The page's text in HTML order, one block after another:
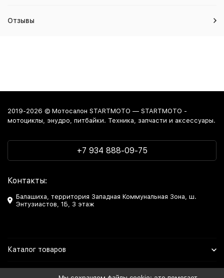
Отзывы
2019-2026 © Мотосалон STARTMOTO — STARTMOTO -
мотоциклы, энудро, питбайки. Техника, запчасти и аксессуары.
+7 934 888-09-75
Контакты:
Балашиха, территория Западная Коммунальная Зона, ш.
Энтузиастов, 1Б, 3 этаж
Каталог товаров